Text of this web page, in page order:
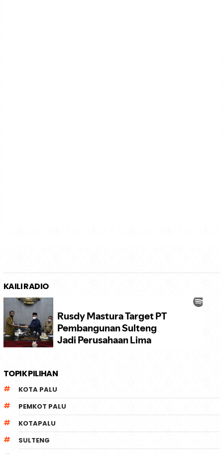
KAILI RADIO
TOPIK PILIHAN
KOTA PALU
PEMKOT PALU
KOTAPALU
SULTENG